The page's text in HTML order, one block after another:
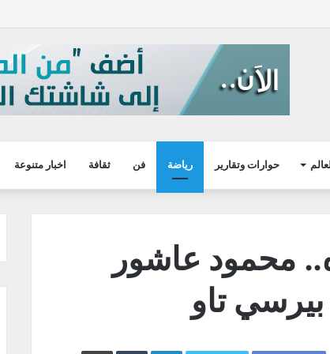
حوارات وتقارير رياضة فن ثقافة اخبار متنوعة
محمود عاشور
تاو
LinkedIn
‏Tumblr طباعة